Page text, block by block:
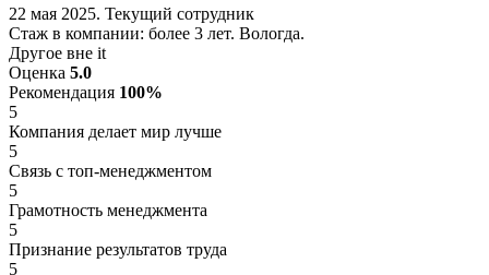
22 мая 2025. Текущий сотрудник
Стаж в компании: более 3 лет. Вологда.
Другое вне it
Оценка 5.0
Рекомендация 100%
5
Компания делает мир лучше
5
Связь с топ-менеджментом
5
Грамотность менеджмента
5
Признание результатов труда
5